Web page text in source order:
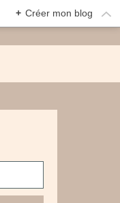
+ Créer mon blog